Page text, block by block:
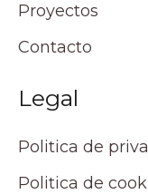
Proyectos
Contacto
Legal
Politica de
Politica de